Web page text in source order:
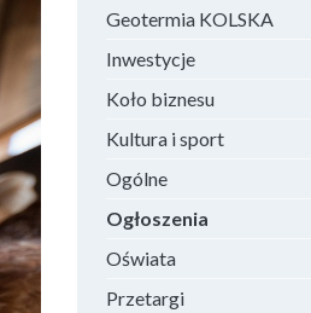
Geotermia KOLSKA
Inwestycje
Koło biznesu
Kultura i sport
Ogólne
Ogłoszenia
Oświata
Przetargi